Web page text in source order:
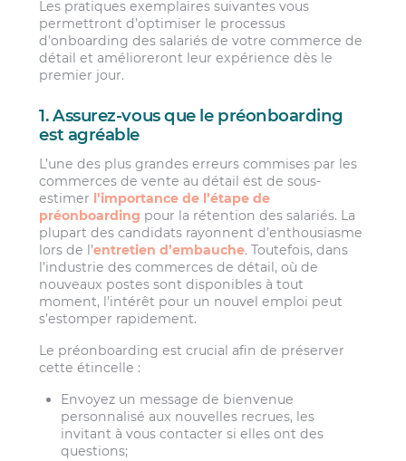
Les pratiques exemplaires suivantes vous
permettront d’optimiser le processus
d’onboarding des salariés de votre commerce de
détail et amélioreront leur expérience dès le
premier jour.
1. Assurez-vous que le préonboarding
est agréable
L’une des plus grandes erreurs commises par les
commerces de vente au détail est de sous-
estimer l’importance de l’étape de
préonboarding pour la rétention des salariés. La
plupart des candidats rayonnent d’enthousiasme
lors de l’entretien d’embauche. Toutefois, dans
l’industrie des commerces de détail, où de
nouveaux postes sont disponibles à tout
moment, l’intérêt pour un nouvel emploi peut
s’estomper rapidement.
Le préonboarding est crucial afin de préserver
cette étincelle :
Envoyez un message de bienvenue
personnalisé aux nouvelles recrues, les
invitant à vous contacter si elles ont des
questions;